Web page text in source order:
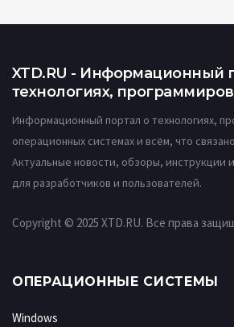
XTD.RU - Информационный
технологиях,
Информационный портал о технологиях,
операционных системах и всём, что
Актуальные новости, обзоры, инструкции
для разработчиков и пользователей.
Copyright © 2025 XTD.RU. Все права
ОПЕРАЦИОННЫЕ СИСТЕМЫ
Windows